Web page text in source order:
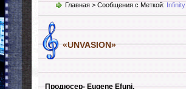
Теги ТОП
Главная > Сообщения с Меткой: Infinity
«UNVASION»
Продюсер- Eugene Efuni.